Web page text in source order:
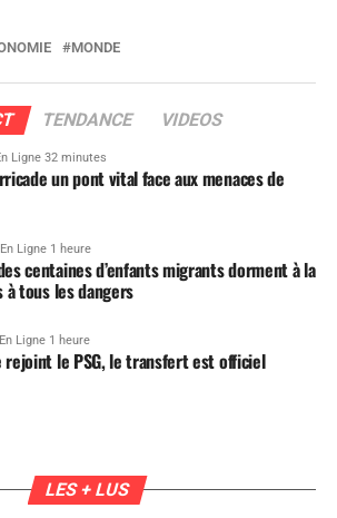
MONDE
TENDANCE VIDEOS
Ligne 32 minutes
un pont vital face aux menaces de
En Ligne 1 heure
centaines d’enfants migrants dorment à la
tous les dangers
En Ligne 1 heure
rejoint le PSG, le transfert est officiel
LES + LUS